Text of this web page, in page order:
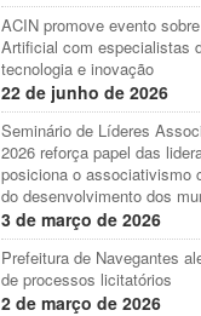
ACIN promove evento
Artificial com especialistas
tecnologia e inovação
22 de junho de 2026
Seminário de Líderes
2026 reforça papel das
posiciona o associativismo
do desenvolvimento dos
3 de março de 2026
Prefeitura de Navegantes
de processos licitatórios
2 de março de 2026